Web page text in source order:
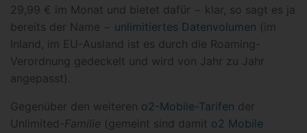
29,99 € im Monat und bietet dafür − klar, so sagt es ja
bereits der Name − unlimitiertes Datenvolumen (im
Inland, im EU-Ausland ist es durch die Roaming-
Verordnung gedeckelt und wird von Jahr zu Jahr
angepasst).
Gegenüber den weiteren o2-Mobile-Tarifen der
Unlimited- Familie (gemeint sind damit o2 Mobile